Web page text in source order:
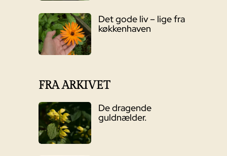
Det gode liv – lige fra
køkkenhaven
FRA ARKIVET
De dragende
guldnælder.